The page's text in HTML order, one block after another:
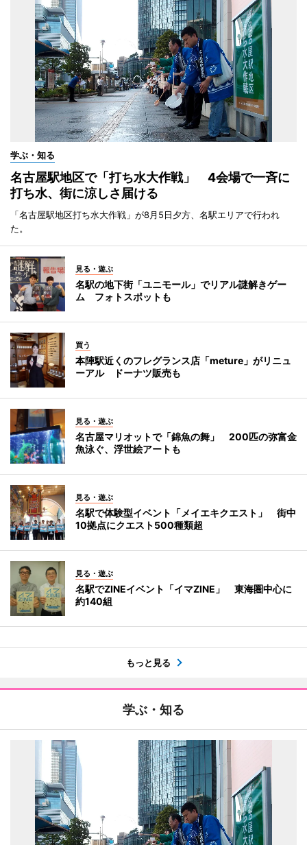
学ぶ・知る
名古屋駅地区で「打ち水大作戦」 4会場で一斉に
打ち水、街に涼しさ届ける
「名古屋駅地区打ち水大作戦」が8月5日夕方、名駅エリアで行われ
た。
見る・遊ぶ
名駅の地下街「ユニモール」でリアル謎解きゲー
ム フォトスポットも
買う
本陣駅近くのフレグランス店「meture」がリニュ
ーアル ドーナツ販売も
見る・遊ぶ
名古屋マリオットで「錦魚の舞」 200匹の弥富金
魚泳ぐ、浮世絵アートも
見る・遊ぶ
名駅で体験型イベント「メイエキクエスト」 街中
10拠点にクエスト500種類超
見る・遊ぶ
名駅でZINEイベント「イマZINE」 東海圏中心に
約140組
もっと見る
学ぶ・知る